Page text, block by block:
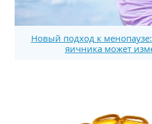
Новый подход к
яичника может